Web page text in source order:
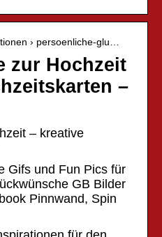
› persoenliche-glu…
zur Hochzeit
–
– kreative
Gifs und Fun Pics für
GB Bilder
Pinnwand, Spin